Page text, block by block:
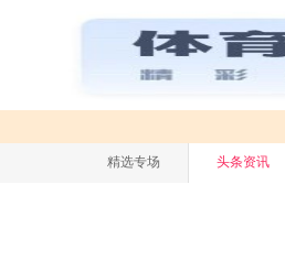
精选专场 头条资讯